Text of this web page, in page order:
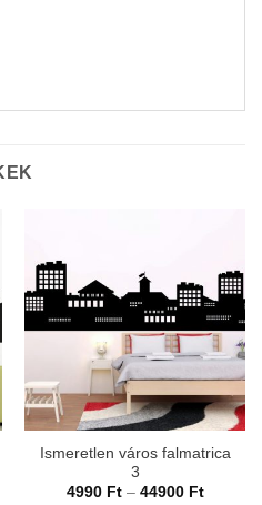
Ismeretlen város falmatrica
3
4990 Ft – 44900 Ft